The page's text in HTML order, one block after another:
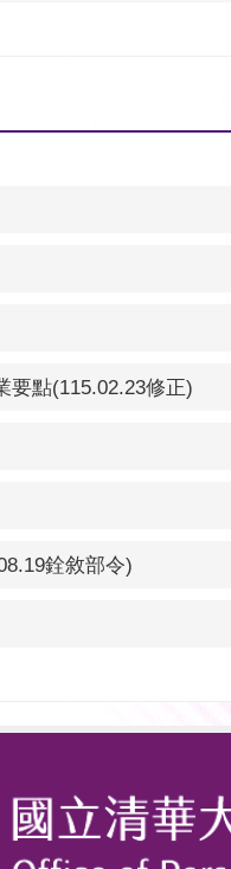
要點(115.02.23修正)
銓敘部令)